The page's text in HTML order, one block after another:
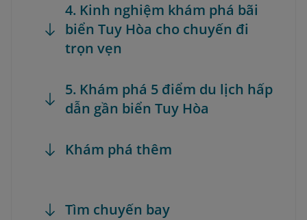
4. Kinh nghiệm khám phá bãi
biển Tuy Hòa cho chuyến đi
trọn vẹn
5. Khám phá 5 điểm du lịch hấp
dẫn gần biển Tuy Hòa
Khám phá thêm
Tìm chuyến bay